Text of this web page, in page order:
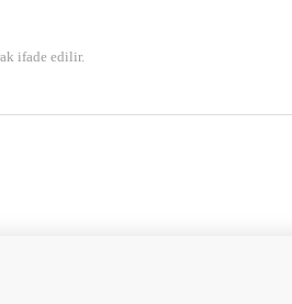
ifade edilir.